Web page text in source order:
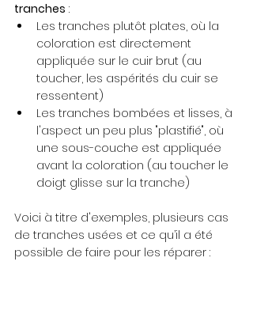
tranches :
Les tranches plutôt plates, où la
coloration est directement
appliquée sur le cuir brut (au
toucher, les aspérités du cuir se
ressentent)
Les tranches bombées et lisses, à
l'aspect un peu plus "plastifié", où
une sous-couche est appliquée
avant la coloration (au toucher le
doigt glisse sur la tranche)
Voici à titre d'exemples, plusieurs cas
de tranches usées et ce qu’il a été
possible de faire pour les réparer :